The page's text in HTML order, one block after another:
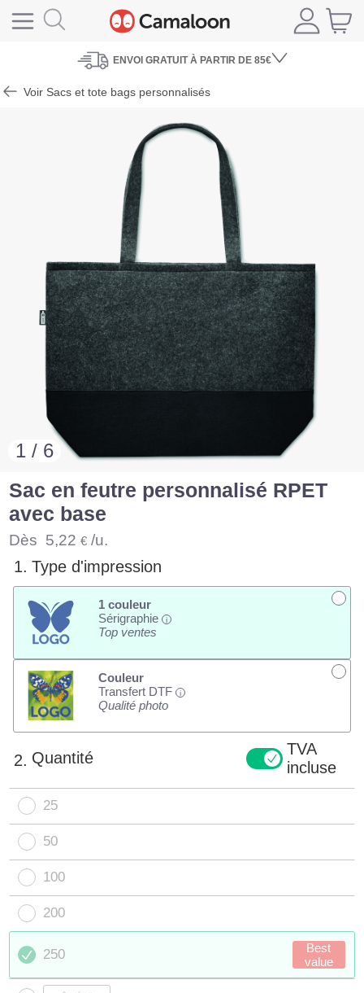
ENVOI GRATUIT À PARTIR DE 85€
Voir Sacs et tote bags personnalisés
1 / 6
Sac en feutre personnalisé RPET
avec base
Dès 5,22 € /u.
1. Type d'impression
1 couleur
Sérigraphie
i
Top ventes
Couleur
Transfert DTF
i
Qualité photo
2. Quantité
TVA
incluse
25
50
100
200
250
Best
value